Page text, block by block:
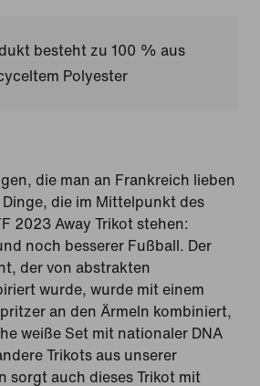
besteht zu 100 % aus
Polyester
die man an Frankreich lieben
die im Mittelpunkt des
2023 Away Trikot stehen:
noch besserer Fußball. Der
der von abstrakten
wurde, wurde mit einem
an den Ärmeln kombiniert,
weiße Set mit nationaler DNA
Trikots aus unserer
sorgt auch dieses Trikot mit